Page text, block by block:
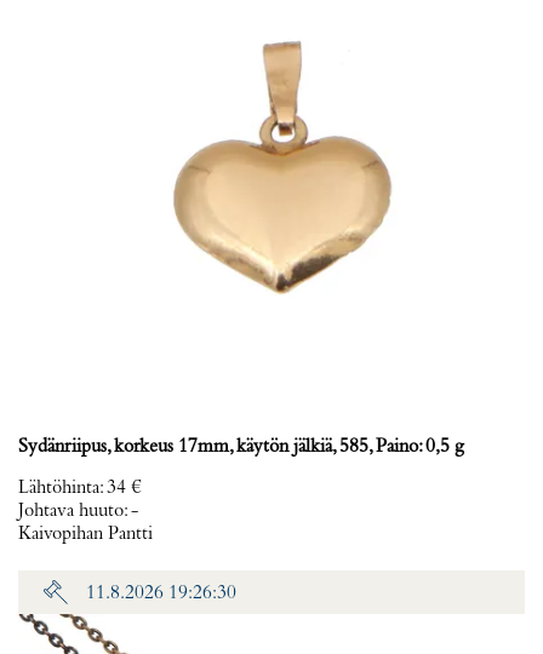
Sydänriipus, korkeus 17mm, käytön jälkiä, 585, Paino: 0,5 g
Lähtöhinta:34 €
Johtava huuto:-
Kaivopihan Pantti
11.8.2026 19:26:30